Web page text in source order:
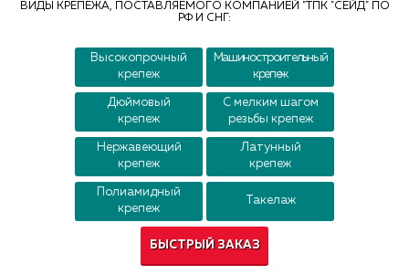
ВИДЫ КРЕПЕЖА, ПОСТАВЛЯЕМОГО КОМПАНИЕЙ "ТПК "СЕЙД" ПО
РФ И СНГ:
Высокопрочный
крепеж
Машиностроительный
крепеж
Дюймовый
крепеж
С мелким шагом
резьбы крепеж
Нержавеющий
крепеж
Латунный
крепеж
Полиамидный
крепеж
Такелаж
БЫСТРЫЙ ЗАКАЗ